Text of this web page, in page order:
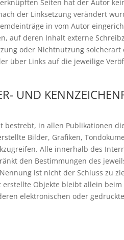
Seiten hat der Autor
der Linksetzung verändert
in vom Autor
auf deren Inhalt externe
oder Nichtnutzung
über Links auf die jeweilige
UND
bestrebt, in allen Publikationen
Bilder, Grafiken,
Alle innerhalb des
den Bestimmungen des
ist nicht der Schluss zu
erstellte Objekte bleibt allein
elektronischen oder